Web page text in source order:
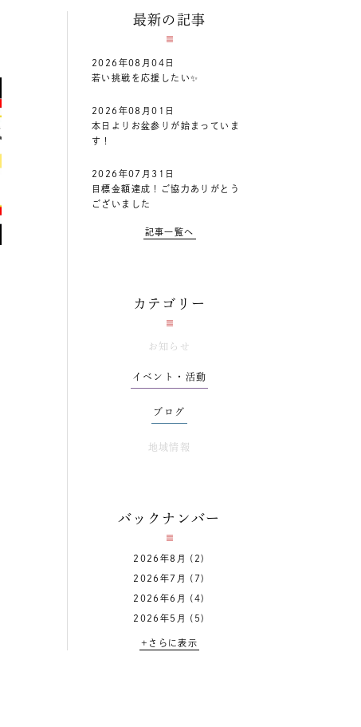
最新の記事
2026年08月04日
若い挑戦を応援したい✨️
2026年08月01日
本日よりお盆参りが始まっていま
す！
2026年07月31日
目標金額達成！ご協力ありがとう
ございました
記事一覧へ
カテゴリー
お知らせ
イベント・活動
ブログ
地域情報
バックナンバー
2026年8月 (2)
2026年7月 (7)
2026年6月 (4)
2026年5月 (5)
+さらに表示